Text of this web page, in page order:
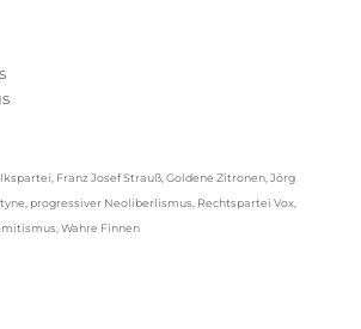
Franz Josef Strauß ,Goldene Zitronen ,Jörg
progressiver Neoliberlismus Rechtspartei Vox
,Wahre Finnen